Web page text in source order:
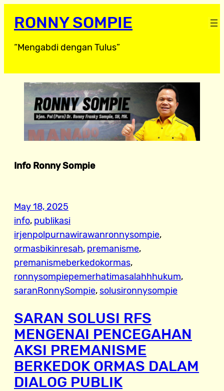
RONNY SOMPIE
“Mengabdi dengan Tulus”
Info Ronny Sompie
May 18, 2025
info, publikasi
irjenpolpurnawirawanronnysompie
ormasbikinresah, premanisme
premanismeberkedokormas
ronnysompiepemerhatimasalahhhukum
saranRonnySompie, solusironnysompie
SARAN SOLUSI RFS
MENGENAI PENCEGAHAN
AKSI PREMANISME
BERKEDOK ORMAS DALAM
DIALOG PUBLIK